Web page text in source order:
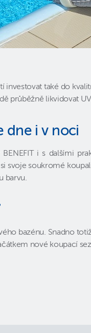
investovat také do
průběžně likvidovat
dne i v noci
i s dalšími
svoje soukromé
barvu.
bazénu. Snadno
nové koupací